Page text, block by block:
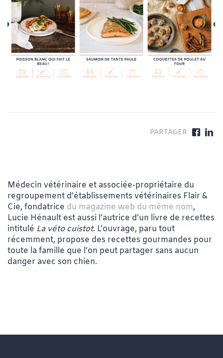
Médecin vétérinaire et associée-propriétaire du
regroupement d’établissements vétérinaires Flair &
Cie, fondatrice du magazine web du même nom,
Lucie Hénault est aussi l’autrice d’un livre de recettes
intitulé La véto cuistot. L’ouvrage, paru tout
récemment, propose des recettes gourmandes pour
toute la famille que l’on peut partager sans aucun
danger avec son chien.